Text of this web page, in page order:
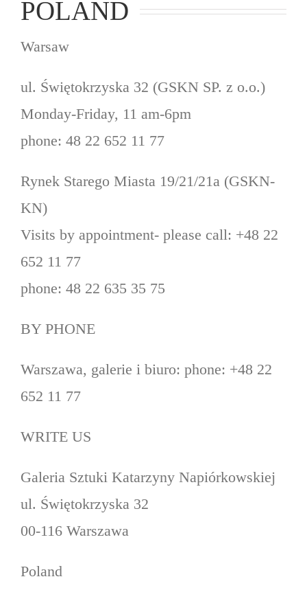
POLAND
Warsaw
ul. Świętokrzyska 32 (GSKN SP. z o.o.)
Monday-Friday, 11 am-6pm
phone: 48 22 652 11 77
Rynek Starego Miasta 19/21/21a (GSKN-
KN)
Visits by appointment- please call: +48 22
652 11 77
phone: 48 22 635 35 75
BY PHONE
Warszawa, galerie i biuro: phone: +48 22
652 11 77
WRITE US
Galeria Sztuki Katarzyny Napiórkowskiej
ul. Świętokrzyska 32
00-116 Warszawa
Poland